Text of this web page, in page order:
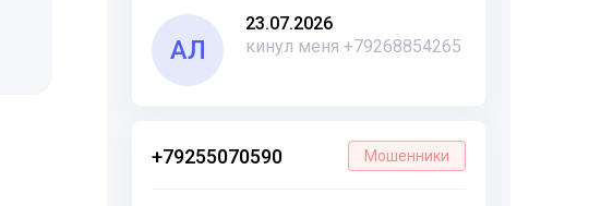
АЛ
23.07.2026
кинул меня +79268854265
+79255070590 Мошенники